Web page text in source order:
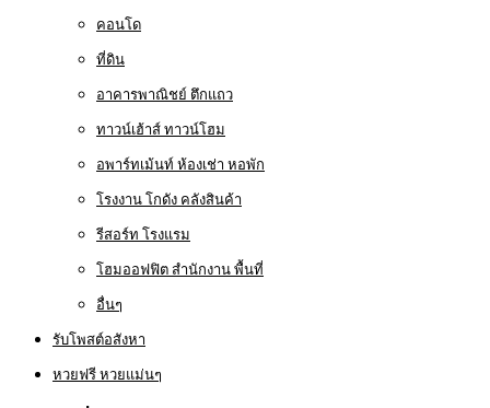
คอนโด
ที่ดิน
อาคารพาณิชย์ ตึกแถว
ทาวน์เฮ้าส์ ทาวน์โฮม
อพาร์ทเม้นท์ ห้องเช่า หอพัก
โรงงาน โกดัง คลังสินค้า
รีสอร์ท โรงแรม
โฮมออฟฟิต สำนักงาน พื้นที่
อื่นๆ
รับโพสต์อสังหา
หวยฟรี หวยแม่นๆ